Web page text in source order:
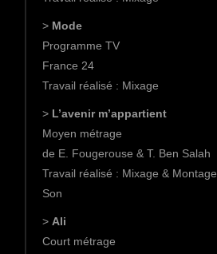
> Mode
Programme TV
France 24
Travail réalisé : Mixage
> L’avenir m’appartient
Moyen métrage
de E. Fougerouse & T. Ben Salah
Travail réalisé : Mixage & Montage
Son
> Ali
Court métrage